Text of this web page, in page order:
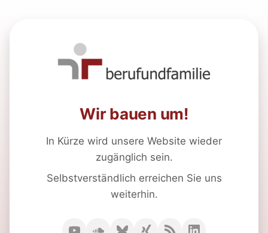
Wir bauen um!
In Kürze wird unsere Website wieder
zugänglich sein.
Selbstverständlich erreichen Sie uns
weiterhin.